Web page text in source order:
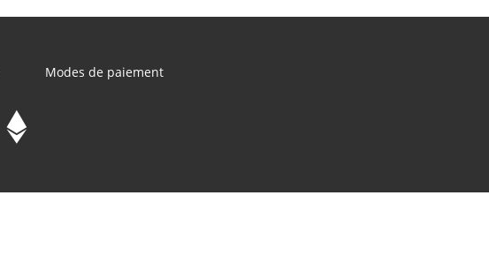
Modes de paiement